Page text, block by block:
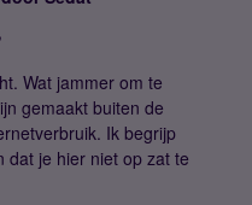
,
Wat jammer om te
gemaakt buiten de
Ik begrijp
dat je hier niet op zat te